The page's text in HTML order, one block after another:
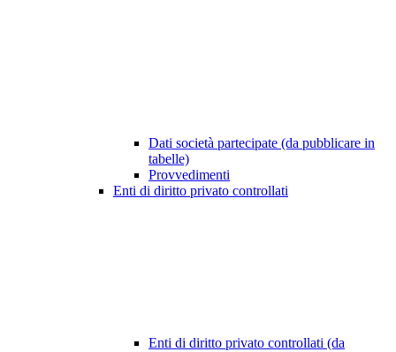
Dati società partecipate (da pubblicare in
tabelle)
Provvedimenti
Enti di diritto privato controllati
Enti di diritto privato controllati (da